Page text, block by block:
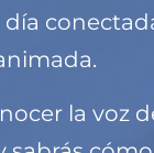
día
la voz